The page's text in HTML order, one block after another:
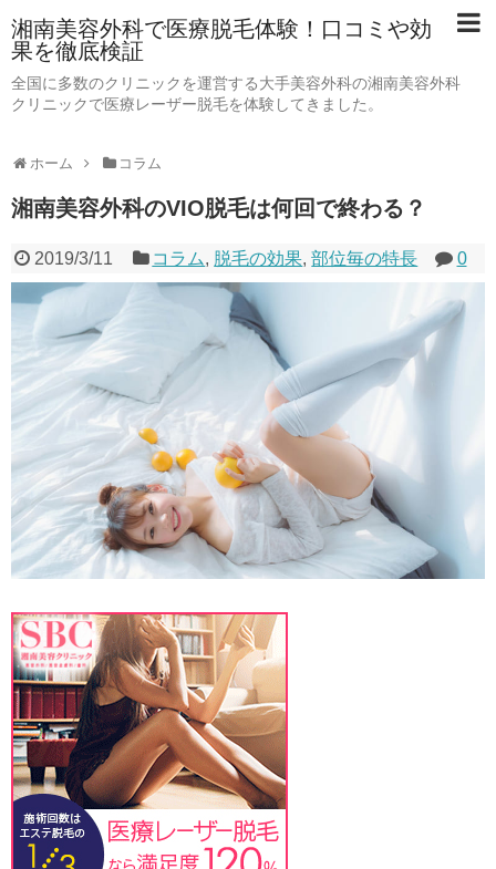
湘南美容外科で医療脱毛体験！口コミや効
果を徹底検証
全国に多数のクリニックを運営する大手美容外科の湘南美容外科
クリニックで医療レーザー脱毛を体験してきました。
ホーム コラム
湘南美容外科のVIO脱毛は何回で終わる？
2019/3/11 コラム, 脱毛の効果,部位毎の特長 0